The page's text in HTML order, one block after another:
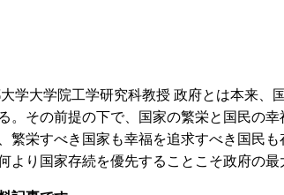
学大学院工学研究科教授 政府とは本来、
。その前提の下で、国家の繁栄と国民の
繁栄すべき国家も幸福を追求すべき国民
より国家存続を優先することこそ政府の